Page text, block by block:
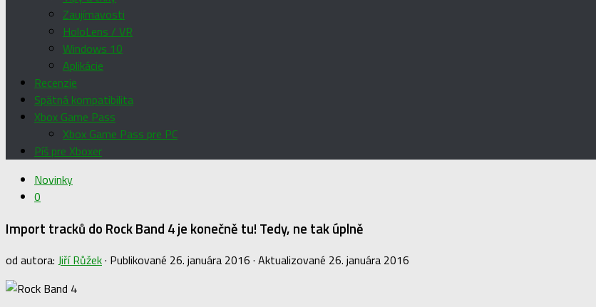
Zaujímavosti
HoloLens / VR
Windows 10
Aplikácie
Recenzie
Spätná kompatibilita
Xbox Game Pass
Xbox Game Pass pre PC
Píš pre Xboxer
Novinky
0
Import tracků do Rock Band 4 je konečně tu! Tedy, ne tak úplně
od autora: Jiří Růžek· Publikované 26. januára 2016 · Aktualizované 26. januára 2016